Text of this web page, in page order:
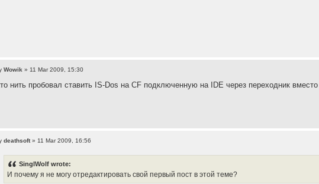
Wowik » 11 Mar 2009, 15:30
нить пробовал ставить IS-Dos на CF подключенную на IDE через переходник вместо
deathsoft» 11 Mar 2009, 16:56
SinglWolf wrote:
И почему я не могу отредактировать свой первый пост в этой теме?